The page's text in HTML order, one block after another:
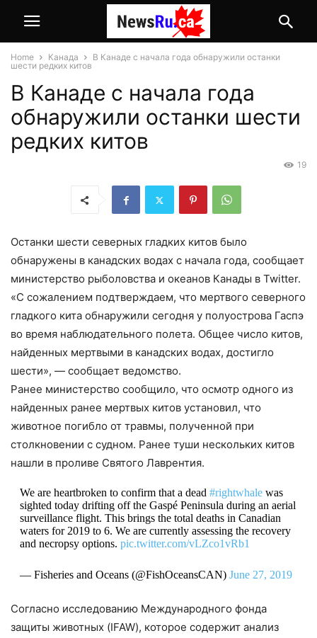
Home Канада
В Канаде с начала года обнаружили останки
шести редких китов
В Канаде с начала года
обнаружили останки шести
редких китов
19
Останки шести северных гладких китов было
обнаружены в канадских водах с начала года, сообщает
министерство рыболовства и океанов Канады в Twitter.
«С сожалением подтверждаем, что мертвого северного
гладкого кита обнаружили сегодня у полуострова Гаспэ
во время наблюдательного полета. Общее число китов,
найденных мертвыми в канадских водах, достигло
шести», — сообщает ведомство.
Ранее министерство сообщило, что осмотр одного из
найденных ранее мертвых китов установил, что
животное погибло от травмы, полученной при
столкновении с судном. Ранее туши нескольких китов
нашли в проливе Святого Лаврентия.
We are heartbroken to confirm that a dead #rightwhalewas
sighted today drifting off the Gaspé Peninsula during an aerial
surveillance flight. This brings the total deaths in Canadian
waters for 2019 to 6. We are currently assessing the recovery
and necropsy options. pic.twitter.com/vLZco1vRb1
— Fisheries and Oceans (@FishOceansCAN) June 27, 2019
Согласно исследованию Международного фонда
защиты животных (IFAW), которое содержит анализ